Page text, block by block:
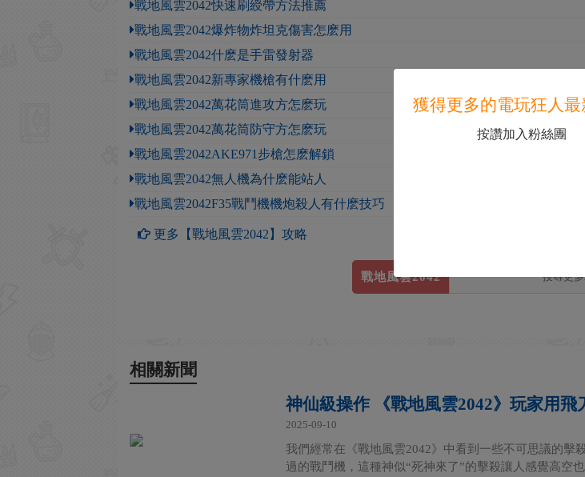
戰地風雲2042快速刷綬帶方法推薦
戰地風雲2042爆炸物炸坦克傷害怎麽用
戰地風雲2042什麽是手雷發射器
戰地風雲2042新專家機槍有什麽用
戰地風雲2042萬花筒進攻方怎麽玩
戰地風雲2042萬花筒防守方怎麽玩
戰地風雲2042AKE971步槍怎麽解鎖
戰地風雲2042無人機為什麽能站人
戰地風雲2042F35戰鬥機機炮殺人有什麽技巧
更多【戰地風雲2042】攻略
戰地風雲2042
相關新聞
神仙級操作 《戰地風雲2042》玩家用飛
2025-09-10
我們經常在《戰地風雲2042》中看到一些不可思議的擊
過的戰鬥機，這種神似“死神來了”的擊殺讓人感覺高空
獲得更多的電玩狂人最
按讚加入粉絲團